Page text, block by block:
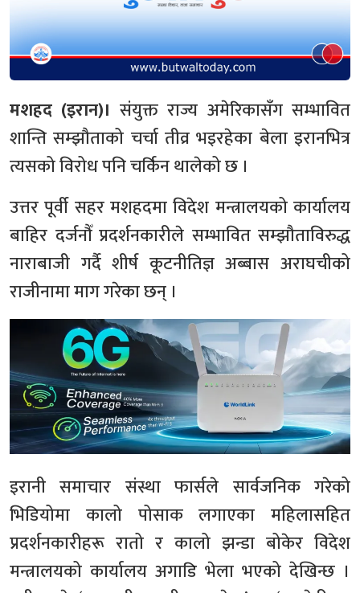
मशहद (इरान)। संयुक्त राज्य अमेरिकासँग सम्भावित
शान्ति सम्झौताको चर्चा तीव्र भइरहेका बेला इरानभित्र
त्यसको विरोध पनि चर्किन थालेको छ ।
उत्तर पूर्वी सहर मशहदमा विदेश मन्त्रालयको कार्यालय
बाहिर दर्जनौँ प्रदर्शनकारीले सम्भावित सम्झौताविरुद्ध
नाराबाजी गर्दै शीर्ष कूटनीतिज्ञ अब्बास अराघचीको
राजीनामा माग गरेका छन् ।
इरानी समाचार संस्था फार्सले सार्वजनिक गरेको
भिडियोमा कालो पोसाक लगाएका महिलासहित
प्रदर्शनकारीहरू रातो र कालो झन्डा बोकेर विदेश
मन्त्रालयको कार्यालय अगाडि भेला भएको देखिन्छ ।